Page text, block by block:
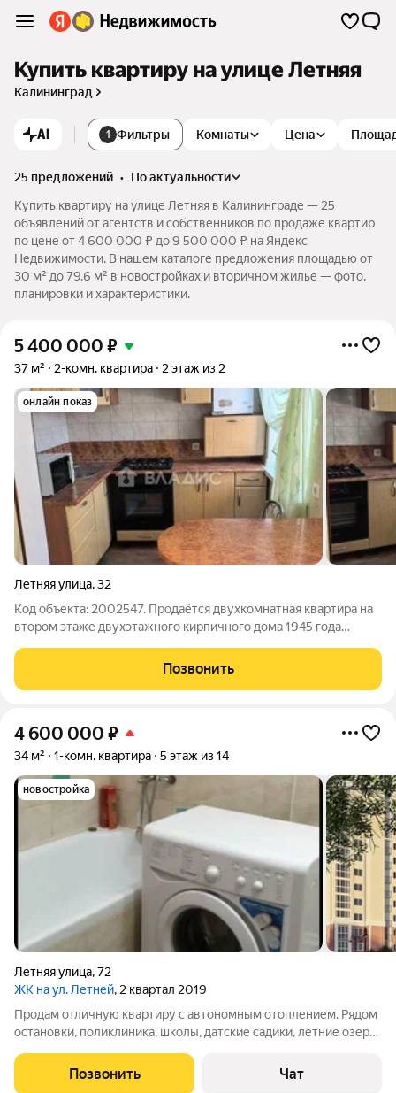
Купить квартиру на улице Летняя
Калининград
AI 1 Фильтры Комнаты Цена
25 предложений •
по актуальности
Купить квартиру на улице Летняя в Калининграде — 25
объявлений от агентств и собственников по продаже квартир
по цене от 4 600 000 ₽ до 9 500 000 ₽ на Яндекс
Недвижимости. В нашем каталоге предложения площадью от
30 м² до 79,6 м² в новостройках и вторичном жилье — фото,
планировки и характеристики.
5 400 000 ₽
37 м² 2-комн. квартира 2 этаж из 2
онлайн показ
Летняя улица,32
Код объекта: 2002547. Продаётся двухкомнатная квартира на
втором этаже двухэтажного кирпичного дома 1945 года
Морозова, Автомобильная, Коммунистическая. Параметры
квартиры: Общая площадь:
Позвонить
4 600 000 ₽
34 м² 1-комн. квартира 5 этаж из 14
новостройка
Летняя улица,72
ЖК на ул. Летней, 2 квартал 2019
Продам отличную квартиру с автономным отоплением. Рядом
остановки, поликлиника, школы, датские садики, летние озеро
тренажёрами, супермаркет. Квартира тёплая, ухоженная.
Прямая продажа.
Позвонить Чат